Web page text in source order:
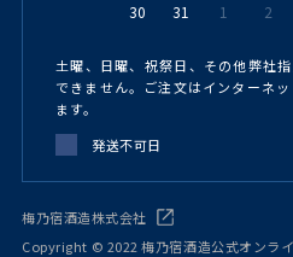
30 31 1 2
土曜、日曜、祝祭日、その他弊社
できません。ご注文はインターネ
ます。
発送不可日
梅乃宿酒造株式会社
Copyright © 2022 梅乃宿酒造公式オンラ